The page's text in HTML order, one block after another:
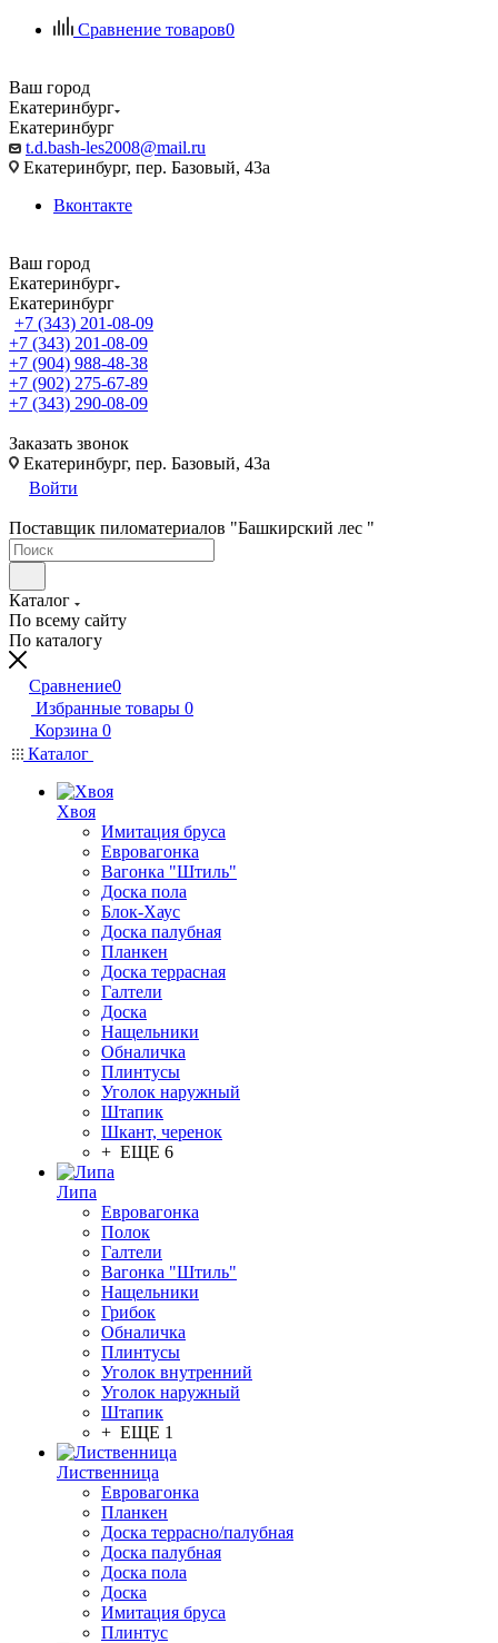
Сравнение товаров0
Ваш город
Екатеринбург
Екатеринбург
t.d.bash-les2008@mail.ru
Екатеринбург, пер. Базовый, 43а
Вконтакте
Ваш город
Екатеринбург
Екатеринбург
+7 (343) 201-08-09
+7 (343) 201-08-09
+7 (904) 988-48-38
+7 (902) 275-67-89
+7 (343) 290-08-09
Заказать звонок
Екатеринбург, пер. Базовый, 43а
Войти
Поставщик пиломатериалов "Башкирский лес "
Каталог
По всему сайту
По каталогу
Сравнение0
Избранные товары 0
Корзина 0
Каталог
Хвоя
Имитация бруса
Евровагонка
Вагонка "Штиль"
Доска пола
Блок-Хаус
Доска палубная
Планкен
Доска террасная
Галтели
Доска
Нащельники
Обналичка
Плинтусы
Уголок наружный
Штапик
Шкант, черенок
+ ЕЩЕ 6
Липа
Евровагонка
Полок
Галтели
Вагонка "Штиль"
Нащельники
Грибок
Обналичка
Плинтусы
Уголок внутренний
Уголок наружный
Штапик
+ ЕЩЕ 1
Лиственница
Евровагонка
Планкен
Доска террасно/палубная
Доска палубная
Доска пола
Доска
Имитация бруса
Плинтус